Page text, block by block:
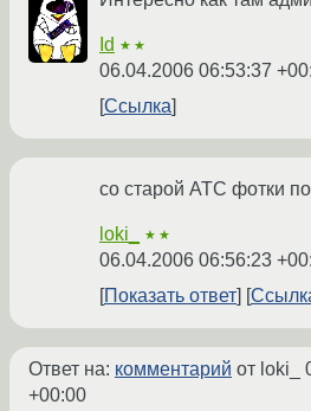
Id ★★
06.04.2006 06:53:37
Ссылка
со старой АТС фотки
loki_ ★★
06.04.2006 06:56:23
Показать ответ
Ответ на: комментарий от loki_
+00:00